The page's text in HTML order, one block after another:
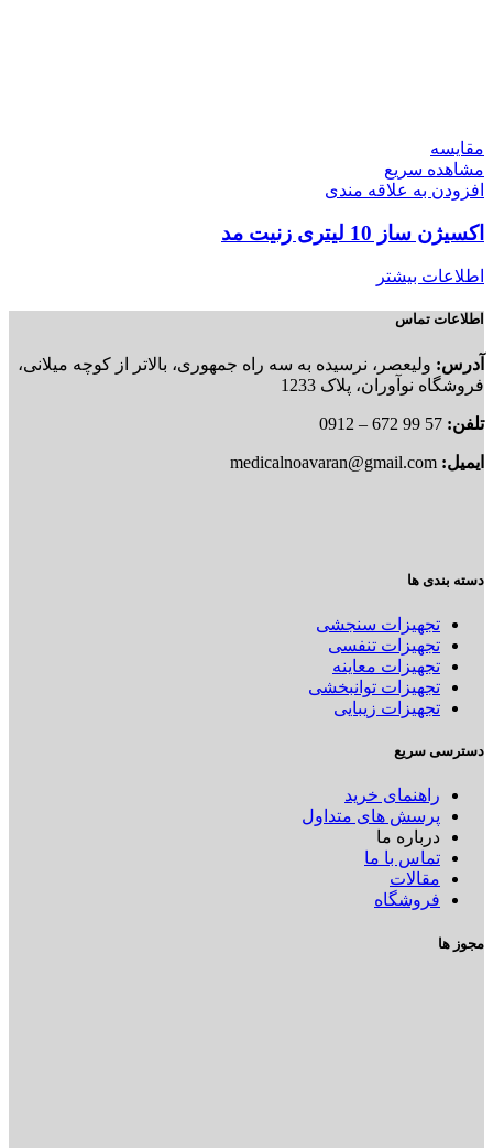
مقایسه
مشاهده سریع
افزودن به علاقه مندی
اکسیژن ساز 10 لیتری زنیت مد
اطلاعات بیشتر
اطلاعات تماس
آدرس: ولیعصر، نرسیده به سه راه جمهوری، بالاتر از کوچه میلانی،
فروشگاه نوآوران، پلاک 1233
تلفن: 57 99 672 – 0912
ایمیل:
دسته بندی ها
تجهیزات سنجشی
تجهیزات تنفسی
تجهیزات معاینه
تجهیزات توانبخشی
تجهیزات زیبایی
دسترسی سریع
راهنمای خرید
پرسش های متداول
درباره ما
تماس با ما
مقالات
فروشگاه
مجوز ها